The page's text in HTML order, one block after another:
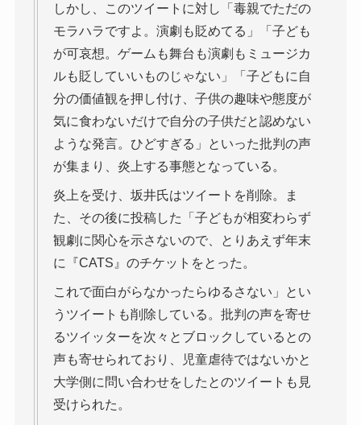
しかし、このツイートに対し「毒親でただの
モラハラですよ。演劇も貶めてる」「子ども
が可哀想。ゲームも舞台も演劇もミュージカ
ルも貶していいものじゃない」「子どもに自
分の価値観を押し付け、子供の趣味や態度が
気に食わないだけで自分の子供だと認めない
ような発言。ひどすぎる」といった批判の声
が集まり、炎上する事態となっている。
炎上を受け、坂井氏はツイートを削除。ま
た、その後に投稿した「子どもが相変わらず
観劇に関心を示さないので、とりあえず年末
に『CATS』のチケットをとった。
これで面白がらなかったらゆるさない」とい
うツイートも削除している。批判の声を寄せ
るツイッターを次々とブロックしているとの
声も寄せられており、児童虐待ではないかと
大学側に問い合わせをしたとのツイートも見
受けられた。